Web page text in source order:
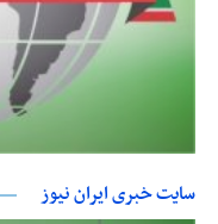
سایت خبری ایران نیوز